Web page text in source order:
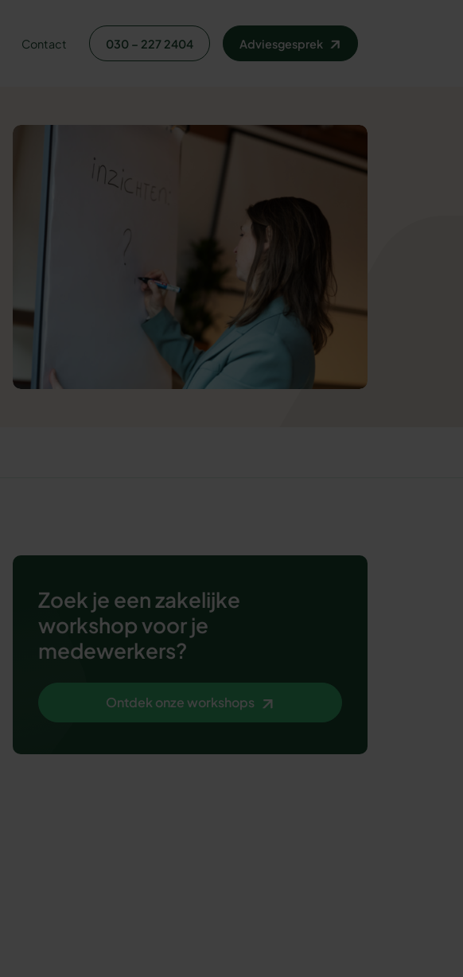
Contact 030 – 227 2404 Adviesgesprek
Zoek je een zakelijke
workshop voor je
medewerkers?
Ontdek onze workshops